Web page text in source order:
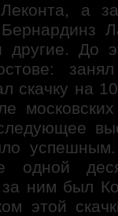
Леконта, а
До
скачку на
московских
одной
за ним был
этой